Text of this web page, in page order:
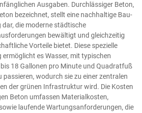
Ausgaben. Durchlässiger Beton,
bezeichnet, stellt eine nachhaltige Bau-
dar, die moderne städtische
bewältigt und gleichzeitig
Vorteile bietet. Diese spezielle
ermöglicht es Wasser, mit typischen
18 Gallonen pro Minute und Quadratfuß
wodurch sie zu einer zentralen
der grünen Infrastruktur wird. Die Kosten
Beton umfassen Materialkosten,
laufende Wartungsanforderungen, die